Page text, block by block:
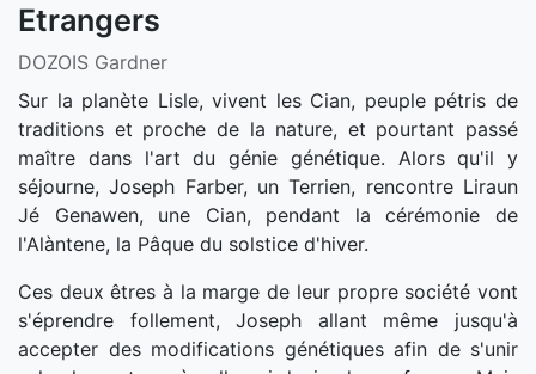
Etrangers
DOZOIS Gardner
Sur la planète Lisle, vivent les Cian, peuple pétris de
traditions et proche de la nature, et pourtant passé
maître dans l'art du génie génétique. Alors qu'il y
séjourne, Joseph Farber, un Terrien, rencontre Liraun
Jé Genawen, une Cian, pendant la cérémonie de
l'Alàntene, la Pâque du solstice d'hiver.
Ces deux êtres à la marge de leur propre société vont
s'éprendre follement, Joseph allant même jusqu'à
accepter des modifications génétiques afin de s'unir